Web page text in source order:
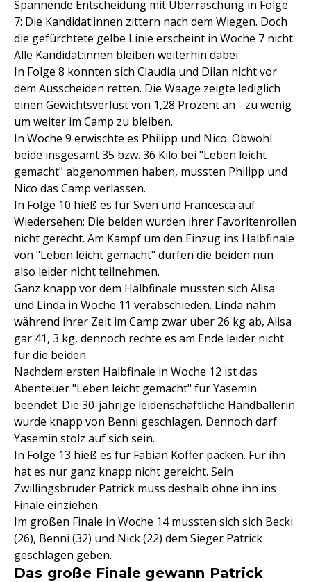
Spannende Entscheidung mit Überraschung in Folge
7: Die Kandidat:innen zittern nach dem Wiegen. Doch
die gefürchtete gelbe Linie erscheint in Woche 7 nicht.
Alle Kandidat:innen bleiben weiterhin dabei.
In Folge 8 konnten sich Claudia und Dilan nicht vor
dem Ausscheiden retten. Die Waage zeigte lediglich
einen Gewichtsverlust von 1,28 Prozent an - zu wenig
um weiter im Camp zu bleiben.
In Woche 9 erwischte es Philipp und Nico. Obwohl
beide insgesamt 35 bzw. 36 Kilo bei "Leben leicht
gemacht" abgenommen haben, mussten Philipp und
Nico das Camp verlassen.
In Folge 10 hieß es für Sven und Francesca auf
Wiedersehen: Die beiden wurden ihrer Favoritenrollen
nicht gerecht. Am Kampf um den Einzug ins Halbfinale
von "Leben leicht gemacht" dürfen die beiden nun
also leider nicht teilnehmen.
Ganz knapp vor dem Halbfinale mussten sich Alisa
und Linda in Woche 11 verabschieden. Linda nahm
während ihrer Zeit im Camp zwar über 26 kg ab, Alisa
gar 41, 3 kg, dennoch rechte es am Ende leider nicht
für die beiden.
Nachdem ersten Halbfinale in Woche 12 ist das
Abenteuer "Leben leicht gemacht" für Yasemin
beendet. Die 30-jährige leidenschaftliche Handballerin
wurde knapp von Benni geschlagen. Dennoch darf
Yasemin stolz auf sich sein.
In Folge 13 hieß es für Fabian Koffer packen. Für ihn
hat es nur ganz knapp nicht gereicht. Sein
Zwillingsbruder Patrick muss deshalb ohne ihn ins
Finale einziehen.
Im großen Finale in Woche 14 mussten sich sich Becki
(26), Benni (32) und Nick (22) dem Sieger Patrick
geschlagen geben.
Das große Finale gewann Patrick